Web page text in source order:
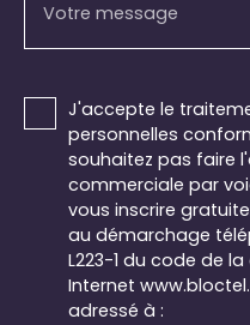
Votre message
J'accepte le
personnelles
souhaitez pas faire
commerciale par
vous inscrire
au démarchage
L223-1 du code de
Internet
adressé à :